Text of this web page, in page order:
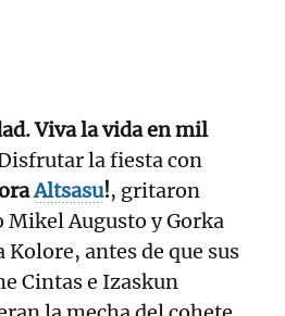
Viva la vida en mil
la fiesta con
Altsasu!, gritaron
Augusto y Gorka
antes de que sus
Cintas e Izaskun